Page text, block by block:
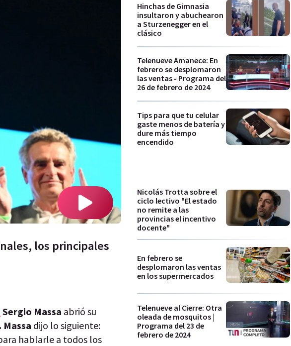
los principales
Sergio Massa abrió su
dijo lo siguiente:
hablarle a todos los
Hinchas de Gimnasia
insultaron y abuchearon
a Sturzenegger en el
clásico
Telenueve Amanece: En
febrero se desplomaron
las ventas - Programa del
26 de febrero de 2024
Tips para que tu celular
gaste menos de batería y
dure más tiempo
encendido
Nicolás Trotta sobre el
ciclo lectivo "El estado
no remite a las
provincias el incentivo
docente"
En febrero se
desplomaron las ventas
en los supermercados
Telenueve al Cierre: Otra
oleada de mosquitos |
Programa del 23 de
febrero de 2024